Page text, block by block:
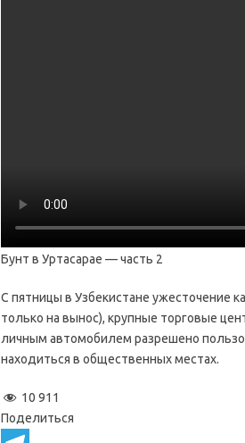
Бунт в Уртасарае — часть 2
С пятницы в Узбекистане ужесточение
только на вынос), крупные торговые
личным автомобилем разрешено
находиться в общественных местах.
10 911
Поделиться